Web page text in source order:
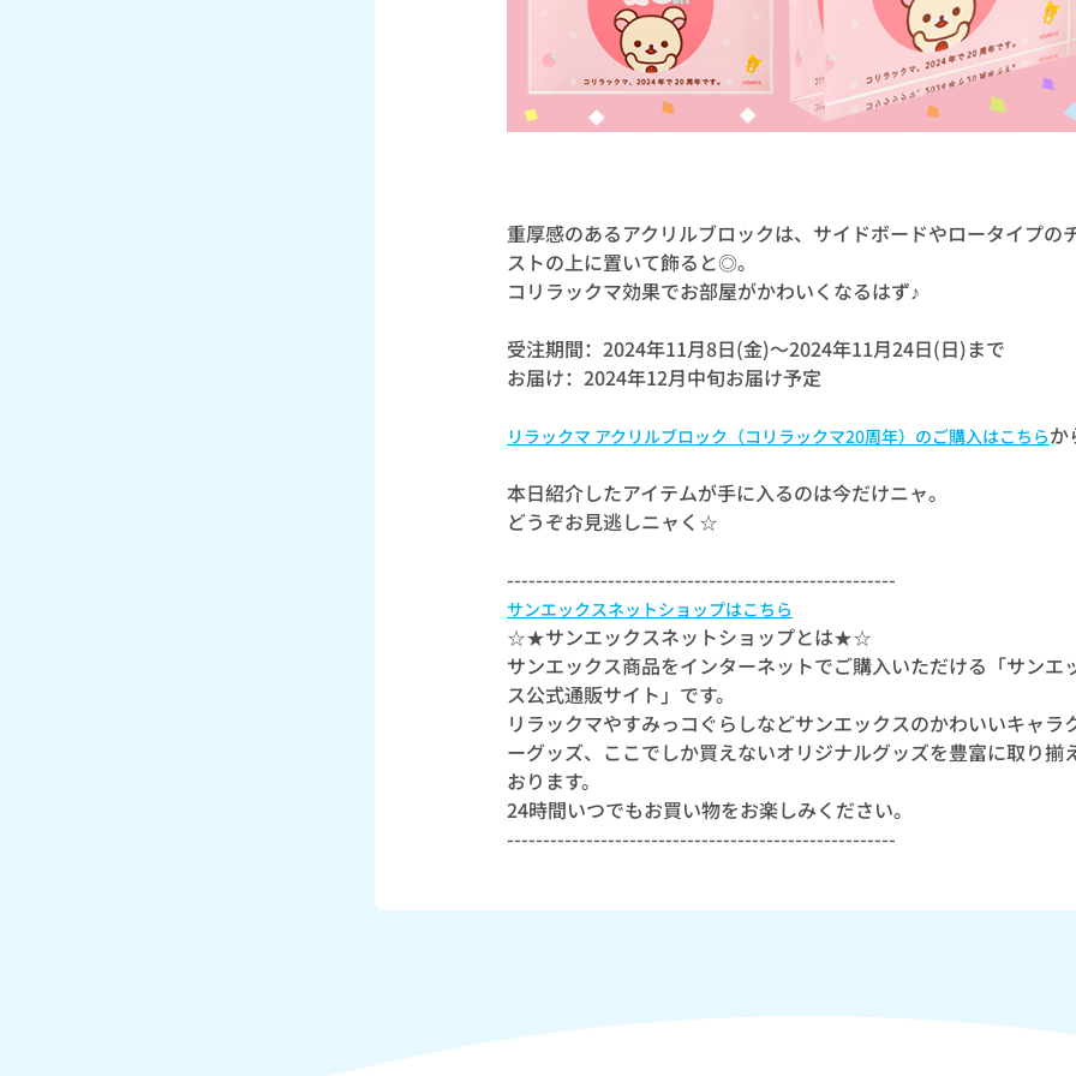
重厚感のあるアクリルブロックは、サイドボードやロータイプの
ストの上に置いて飾ると◎。
コリラックマ効果でお部屋がかわいくなるはず♪
受注期間：2024年11月8日(金)～2024年11月24日(日)まで
お届け：2024年12月中旬お届け予定
リラックマ アクリルブロック（コリラックマ20周年）のご購入はこちらか
本日紹介したアイテムが手に入るのは今だけニャ。
どうぞお見逃しニャく☆
------------------------------------------------------
サンエックスネットショップはこちら
☆★サンエックスネットショップとは★☆
サンエックス商品をインターネットでご購入いただける「サンエ
ス公式通販サイト」です。
リラックマやすみっコぐらしなどサンエックスのかわいいキャラ
ーグッズ、ここでしか買えないオリジナルグッズを豊富に取り揃
おります。
24時間いつでもお買い物をお楽しみください。
------------------------------------------------------